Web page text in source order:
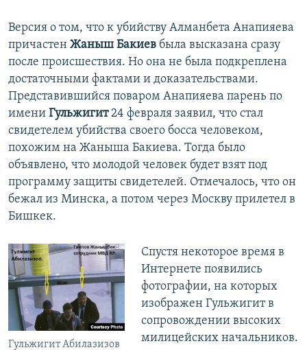
Версия о том, что к убийству Алманбета Анапияева
причастен Жаныш Бакиев была высказана сразу
после происшествия. Но она не была подкреплена
достаточными фактами и доказательствами.
Представившийся поваром Анапияева парень по
имени Гульжигит24 февраля заявил, что стал
свидетелем убийства своего босса человеком,
похожим на Жаныша Бакиева. Тогда было
объявлено, что молодой человек будет взят под
программу защиты свидетелей. Отмечалось, что он
бежал из Минска, а потом через Москву прилетел в
Бишкек.
Гульжигит Абилазизов
Спустя некоторое время в
Интернете появились
фотографии, на которых
изображен Гульжигит в
сопровождении высоких
милицейских начальников.